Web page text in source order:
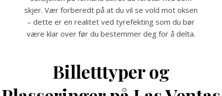
skjer. Vær forberedt på at du vil se vold mot oksen
– dette er en realitet ved tyrefekting som du bør
være klar over før du bestemmer deg for å delta.
Billetttyper og